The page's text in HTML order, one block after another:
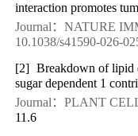
interaction promotes
Journal：NATURE
10.1038/s41590-026-
[2] Breakdown of lipid
sugar dependent 1
Journal：PLANT
11.6